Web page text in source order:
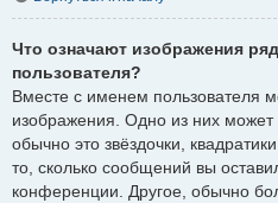
Что означают изображения
пользователя?
Вместе с именем пользователя
изображения. Одно из них может
обычно это звёздочки,
то, сколько сообщений вы
конференции. Другое, обычно